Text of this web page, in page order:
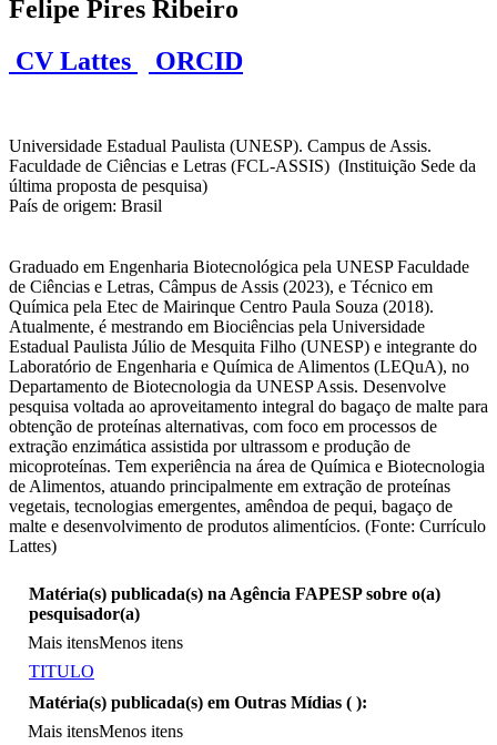
Felipe Pires Ribeiro
CV Lattes
ORCID
Universidade Estadual Paulista (UNESP). Campus de Assis.
Faculdade de Ciências e Letras (FCL-ASSIS) (Instituição Sede da
última proposta de pesquisa)
País de origem: Brasil
Graduado em Engenharia Biotecnológica pela UNESP Faculdade
de Ciências e Letras, Câmpus de Assis (2023), e Técnico em
Química pela Etec de Mairinque Centro Paula Souza (2018).
Atualmente, é mestrando em Biociências pela Universidade
Estadual Paulista Júlio de Mesquita Filho (UNESP) e integrante do
Laboratório de Engenharia e Química de Alimentos (LEQuA), no
Departamento de Biotecnologia da UNESP Assis. Desenvolve
pesquisa voltada ao aproveitamento integral do bagaço de malte para
obtenção de proteínas alternativas, com foco em processos de
extração enzimática assistida por ultrassom e produção de
micoproteínas. Tem experiência na área de Química e Biotecnologia
de Alimentos, atuando principalmente em extração de proteínas
vegetais, tecnologias emergentes, amêndoa de pequi, bagaço de
malte e desenvolvimento de produtos alimentícios. (Fonte: Currículo
Lattes)
Matéria(s) publicada(s) na Agência FAPESP sobre o(a)
pesquisador(a)
Mais itensMenos itens
TITULO
Matéria(s) publicada(s) em Outras Mídias ( ):
Mais itensMenos itens